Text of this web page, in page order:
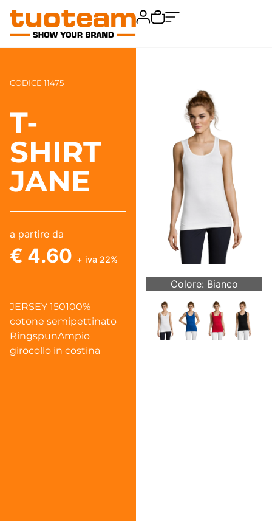
Colore: Bianco
CODICE 11475
T-
SHIRT
JANE
a partire da
€ 4.60 + iva 22%
JERSEY 150100%
cotone semipettinato
RingspunAmpio
girocollo in costina